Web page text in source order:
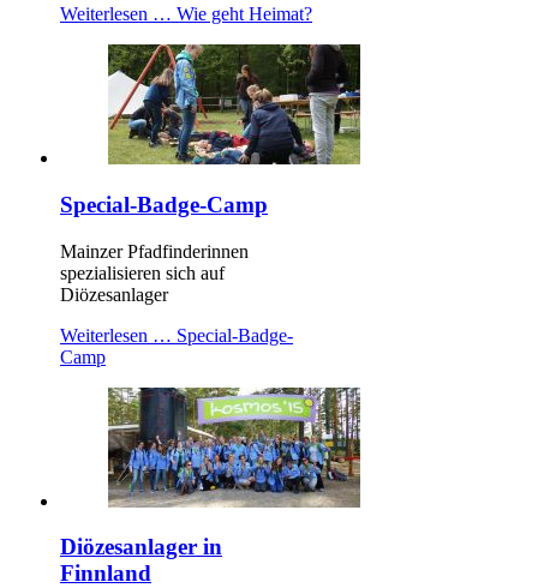
Weiterlesen … Wie geht Heimat?
Special-Badge-Camp
Mainzer Pfadfinderinnen
spezialisieren sich auf
Diözesanlager
Weiterlesen … Special-Badge-
Camp
Diözesanlager in
Finnland